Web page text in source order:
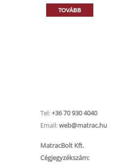
TOVÁBB
Tel:+36 70 930 4040
Email:web@matrac.hu
MatracBolt Kft.
Cégjegyzékszám: